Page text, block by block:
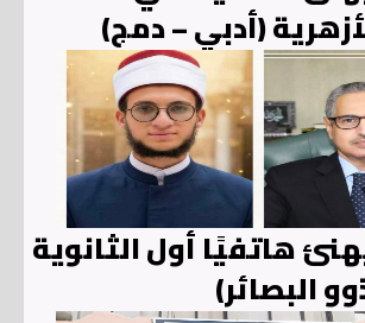
(أدبي – دمج)
هاتفيًا أول الثانوية
البصائر)